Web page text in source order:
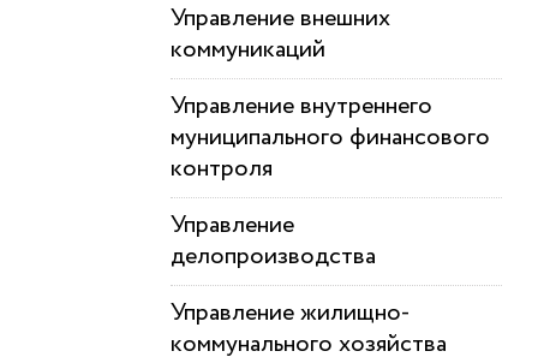
Управление внешних
коммуникаций
Управление внутреннего
муниципального финансового
контроля
Управление
делопроизводства
Управление жилищно-
коммунального хозяйства